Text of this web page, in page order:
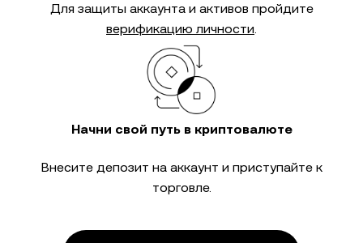
Для защиты аккаунта и активов пройдите
верификацию личности.
Начни свой путь в криптовалюте
Внесите депозит на аккаунт и приступайте к
торговле.